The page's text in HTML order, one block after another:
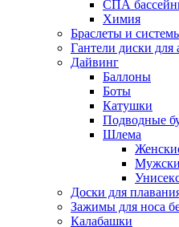
СПА
Химия
Браслеты и
Гантели диски для
Дайвинг
Баллоны
Боты
Катушки
Подводные
Шлема
Доски для
Зажимы для носа
Калабашки